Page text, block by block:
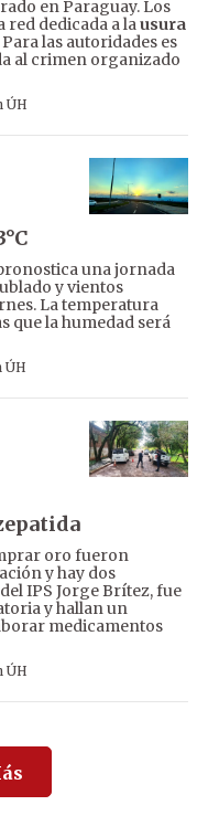
en Paraguay. Los
red dedicada a lausura
las autoridades es
al crimen organizado
ÚH
una jornada
y vientos
La temperatura
que la humedad será
ÚH
oro fueron
y hay dos
IPS Jorge Brítez, fue
y hallan un
medicamentos
ÚH